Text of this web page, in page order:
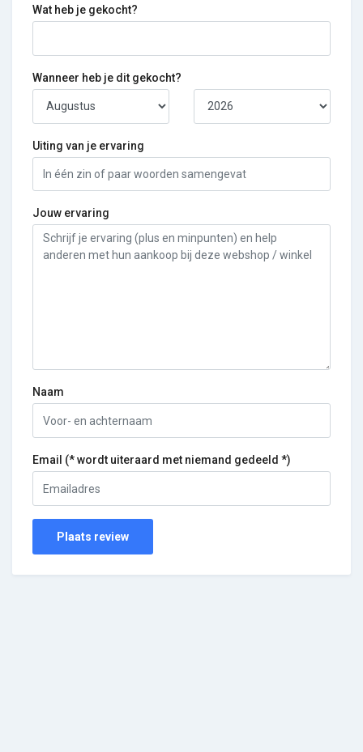
Wat heb je gekocht?
Wanneer heb je dit gekocht?
Uiting van je ervaring
Jouw ervaring
Naam
Email (* wordt uiteraard met niemand gedeeld *)
Plaats review